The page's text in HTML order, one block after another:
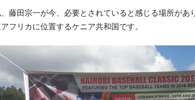
藤田宗一が今、必要とされていると感じる場所があ
フリカに位置するケニア共和国です。